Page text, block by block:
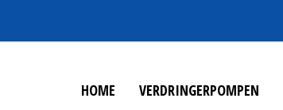
HOME VERDRINGERPOMPEN